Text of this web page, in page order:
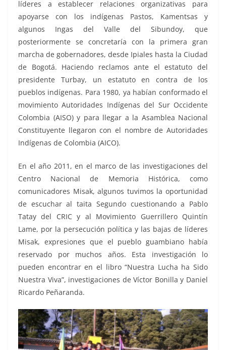
líderes a establecer relaciones organizativas para
apoyarse con los indígenas Pastos, Kamentsas y
algunos Ingas del Valle del Sibundoy, que
posteriormente se concretaría con la primera gran
marcha de gobernadores, desde Ipiales hasta la Ciudad
de Bogotá. Haciendo reclamos ante el estatuto del
presidente Turbay, un estatuto en contra de los
pueblos indígenas. Para 1980, ya habían conformado el
movimiento Autoridades Indígenas del Sur Occidente
Colombia (AISO) y para llegar a la Asamblea Nacional
Constituyente llegaron con el nombre de Autoridades
Indígenas de Colombia (AICO).
En el año 2011, en el marco de las investigaciones del
Centro Nacional de Memoria Histórica, como
comunicadores Misak, algunos tuvimos la oportunidad
de escuchar al taita Segundo cuestionando a Pablo
Tatay del CRIC y al Movimiento Guerrillero Quintín
Lame, por la persecución política y las bajas de líderes
Misak, expresiones que el pueblo guambiano había
reservado por muchos años. Esta investigación lo
pueden encontrar en el libro “Nuestra Lucha ha Sido
Nuestra Viva”, investigaciones de Víctor Bonilla y Daniel
Ricardo Peñaranda.